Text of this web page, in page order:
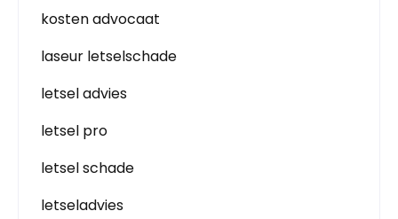
kosten advocaat
laseur letselschade
letsel advies
letsel pro
letsel schade
letseladvies